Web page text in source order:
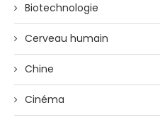
Biotechnologie
Cerveau humain
Chine
Cinéma